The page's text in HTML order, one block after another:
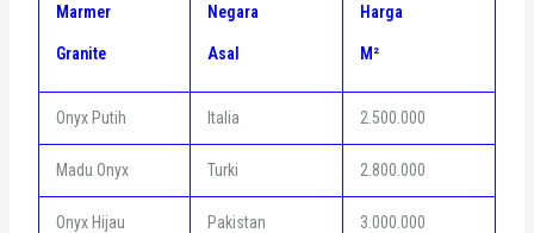
Marmer
Granite
Negara
Asal
Harga
M²
Onyx Putih Italia 2.500.000
Madu Onyx Turki 2.800.000
Onyx Hijau Pakistan 3.000.000